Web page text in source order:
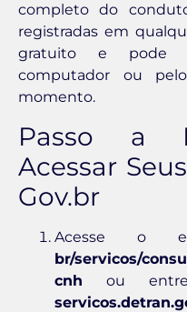
completo do
registradas em
gratuito e pode
computador ou
momento.
Passo a
Acessar
Gov.br
Acesse o
br/servicos/
cnh ou entre